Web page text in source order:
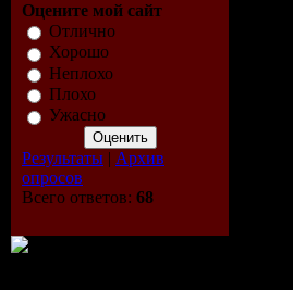
Оцените мой сайт
Отлично
Хорошо
Неплохо
Плохо
Ужасно
Результаты | Архив
опросов
Всего ответов: 68